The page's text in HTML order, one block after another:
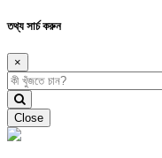
তথ্য সার্চ করুন
×
Close